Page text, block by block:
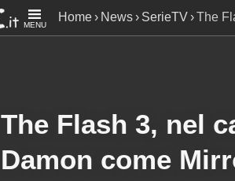
MENU
Home News SerieTV
The
Grey Damon come Mirror
The Flash 3, nel
Damon come